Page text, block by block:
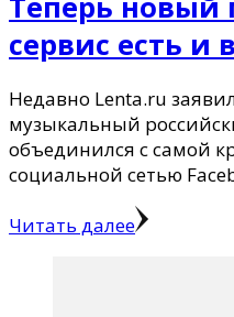
сервис есть и
Недавно Lenta.ru
музыкальный
объединился с самой
социальной сетью
Читать далее